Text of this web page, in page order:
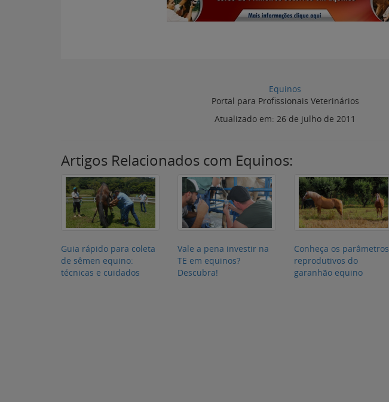
Equinos
Portal para Profissionais Veterinários
Atualizado em: 26 de julho de 2011
Artigos Relacionados com Equinos:
Guia rápido para coleta
de sêmen equino:
técnicas e cuidados
Vale a pena investir na
TE em equinos?
Descubra!
Conheça os parâmetros
reprodutivos do
garanhão equino